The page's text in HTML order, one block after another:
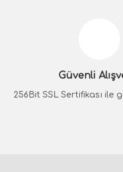
Ürün bilgilerinde
Ürün fiyatı diğer
Güvenli
256Bit SSL Sertifikası ile